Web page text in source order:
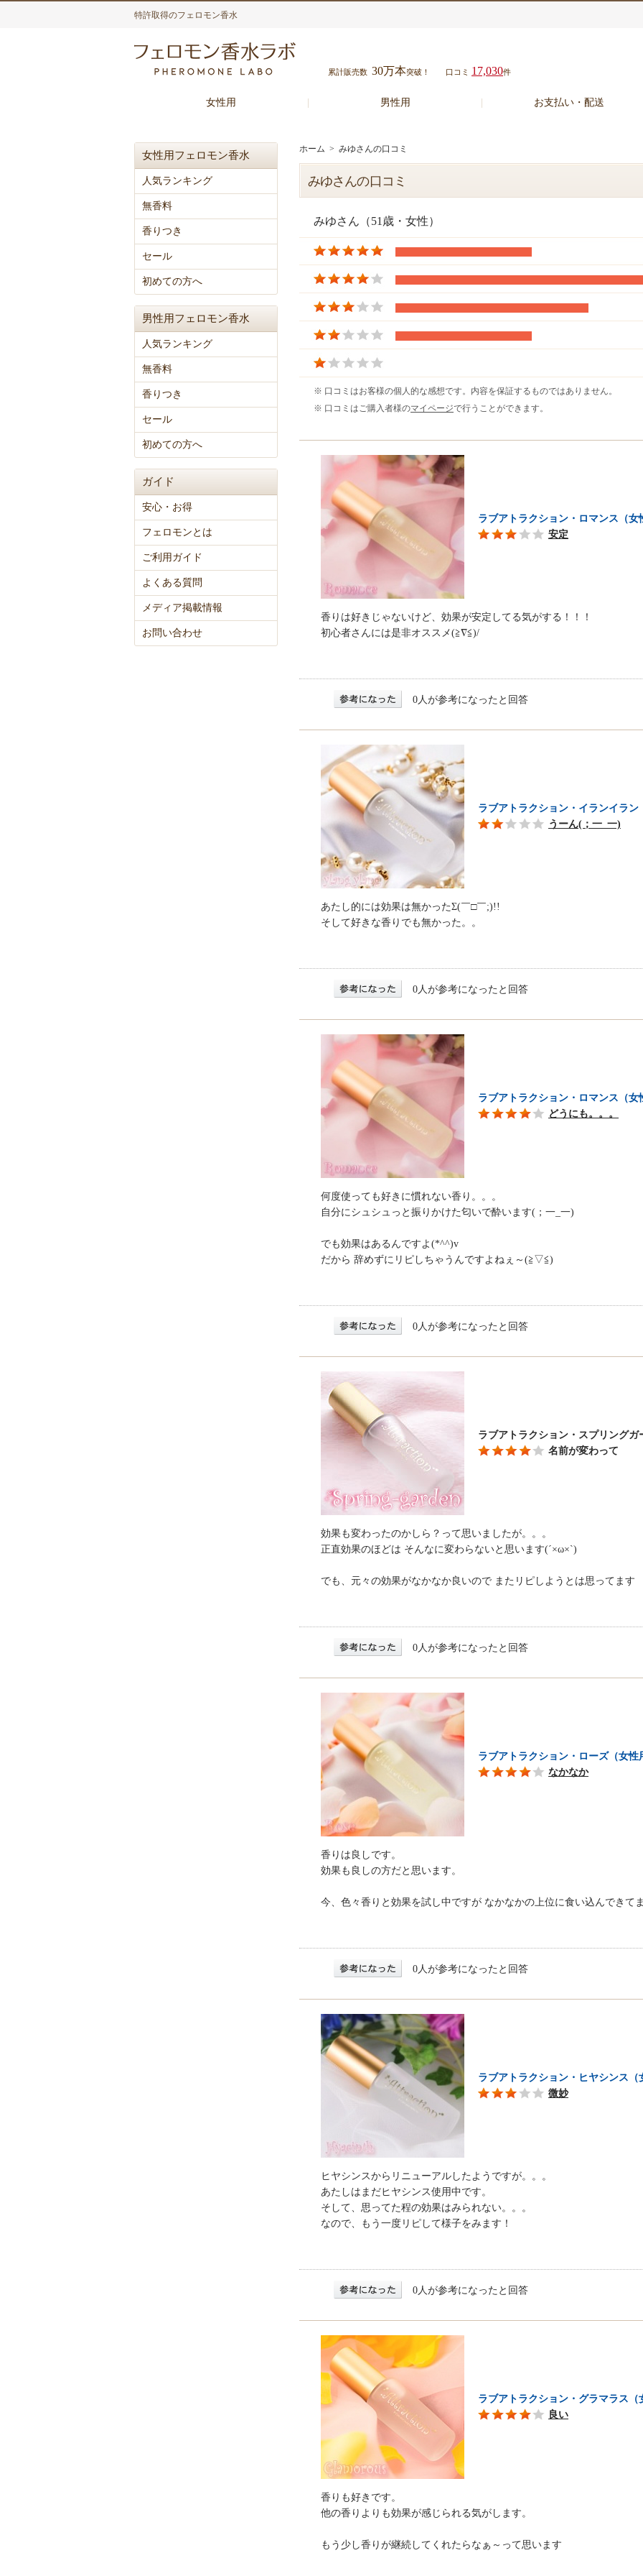
特許取得のフェロモン香水
累計販売数 30万本突破！ 口コミ 17,030件
女性用 男性用 お支払い・配送
ホーム > みゆさんの口コミ
みゆさんの口コミ
みゆさん（51歳・女性）
※ 口コミはお客様の個人的な感想です。内容を保証するものではありません。
※ 口コミはご購入者様のマイページで行うことができます。
ラブアトラクション・ロマンス（女
安定
香りは好きじゃないけど、効果が安定してる気がする！！！
初心者さんには是非オススメ(≧∇≦)/
0人が参考になったと回答
ラブアトラクション・イランイラン
うーん(；一_一)
あたし的には効果は無かったΣ(￣□￣;)!!
そして好きな香りでも無かった。。
0人が参考になったと回答
ラブアトラクション・ロマンス（女
どうにも。。。
何度使っても好きに慣れない香り。。。
自分にシュシュっと振りかけた匂いで酔います(；一_一)
でも効果はあるんですよ(*^^)v
だから 辞めずにリピしちゃうんですよねぇ～(≧▽≦)
0人が参考になったと回答
ラブアトラクション・スプリングガ
名前が変わって
効果も変わったのかしら？って思いましたが。。。
正直効果のほどは そんなに変わらないと思います(´×ω×`)
でも、元々の効果がなかなか良いので またリピしようとは思ってます
0人が参考になったと回答
ラブアトラクション・ローズ（女性
なかなか
香りは良しです。
効果も良しの方だと思います。
今、色々香りと効果を試し中ですが なかなかの上位に食い込んできてま
0人が参考になったと回答
ラブアトラクション・ヒヤシンス（
微妙
ヒヤシンスからリニューアルしたようですが。。。
あたしはまだヒヤシンス使用中です。
そして、思ってた程の効果はみられない。。。
なので、もう一度リピして様子をみます！
0人が参考になったと回答
ラブアトラクション・グラマラス（
良い
香りも好きです。
他の香りよりも効果が感じられる気がします。
もう少し香りが継続してくれたらなぁ～って思います
女性用フェロモン香水
人気ランキング
無香料
香りつき
セール
初めての方へ
男性用フェロモン香水
人気ランキング
無香料
香りつき
セール
初めての方へ
ガイド
安心・お得
フェロモンとは
ご利用ガイド
よくある質問
メディア掲載情報
お問い合わせ